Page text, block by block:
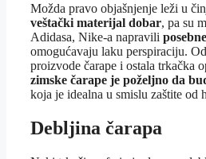
Možda pravo objašnjenje leži u
veštački materijal dobar, pa su
Adidasa, Nike-a napravili
omogućavaju laku perspiraciju.
proizvode čarape i ostala trkačka
zimske čarape je poželjno da
koja je idealna u smislu zaštite od
Debljina čarapa